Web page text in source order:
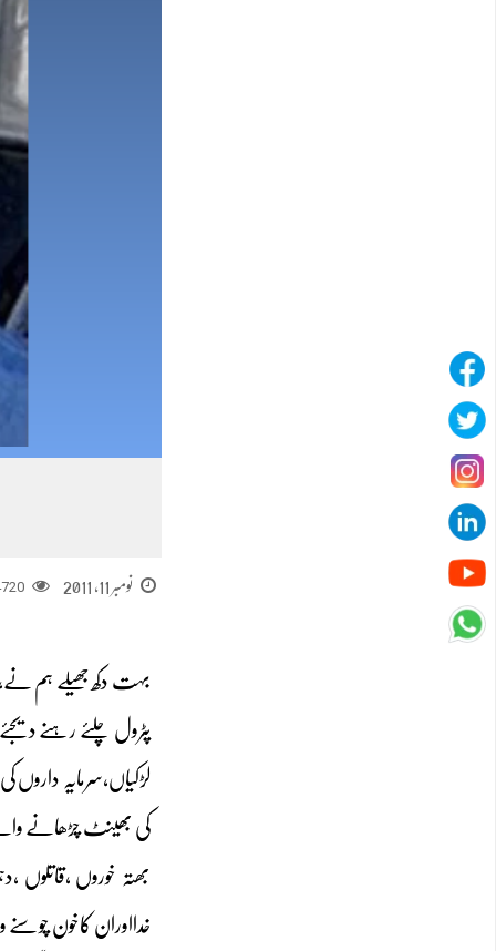
نومبر 11, 2011
بہت دکھ جھیلے ہم
پٹرول چلئے رہنے
لڑکیاں،سرمایہ داروں
کی بھینٹ چڑھانے
بھتہ خوروں
خدااوران کاخون چوسنے